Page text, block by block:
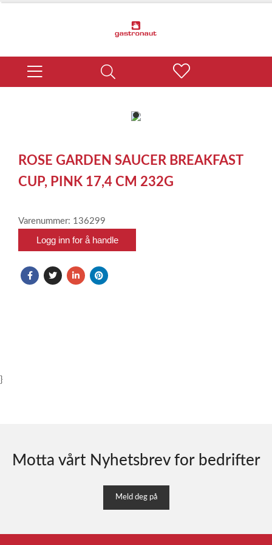
item
of
1
ROSE GARDEN SAUCER BREAKFAST
CUP, PINK 17,4 CM 232G
Varenummer: 136299
Logg inn for å handle
}
Motta vårt Nyhetsbrev for bedrifter
Meld deg på